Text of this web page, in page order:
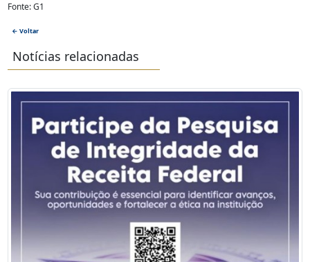
Fonte: G1
← Voltar
Notícias relacionadas